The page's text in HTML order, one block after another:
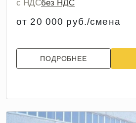
с НДСбез НДС
от 20 000 руб./смена
ПОДРОБНЕЕ